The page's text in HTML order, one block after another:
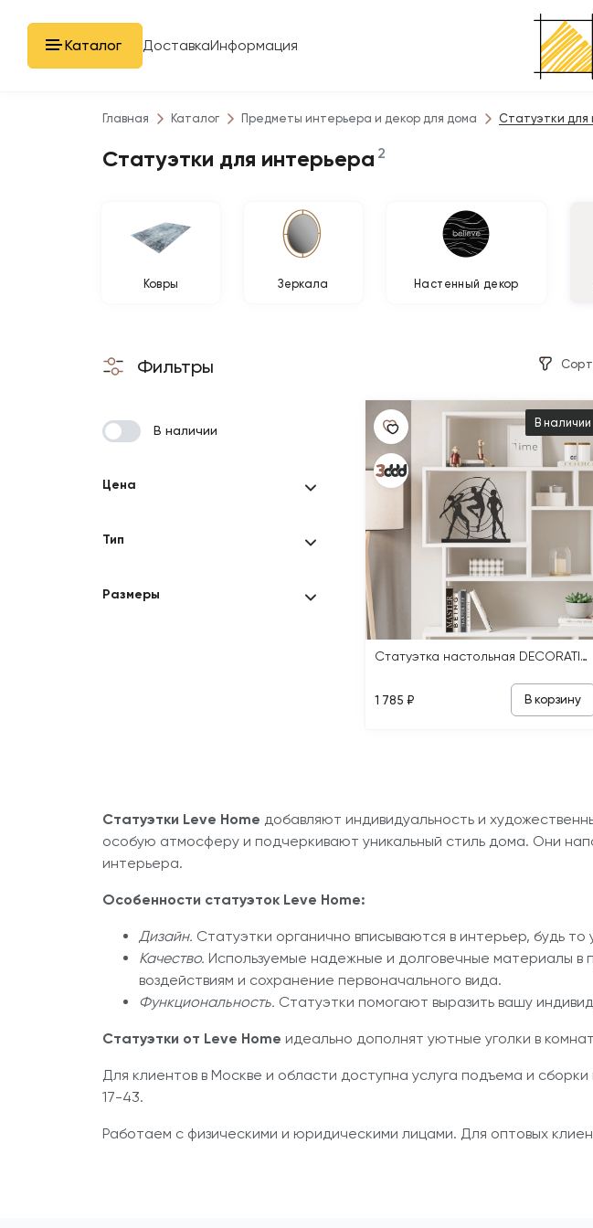
Каталог ДоставкаИнформация
Главная Каталог Предметы интерьера и декор для дома Статуэтки для
Статуэтки для интерьера 2
Ковры Зеркала Настенный декор
Фильтры
В наличии
Цена
Тип
Размеры
В наличии
Статуэтка настольная DECORATIVE OBJECT POSE BLACK
1 785 ₽ В корзину
Статуэтки Leve Home добавляют индивидуальность и
особую атмосферу и подчеркивают уникальный стиль дома. Они
интерьера.
Особенности статуэток Leve Home:
Дизайн. Статуэтки органично вписываются в интерьер, будь
Качество. Используемые надежные и долговечные материалы в
воздействиям и сохранение первоначального вида.
Функциональность. Статуэтки помогают выразить вашу
Статуэтки от Leve Home идеально дополнят уютные уголки в
Для клиентов в Москве и области доступна услуга подъема и
17-43.
Работаем с физическими и юридическими лицами. Для оптовых